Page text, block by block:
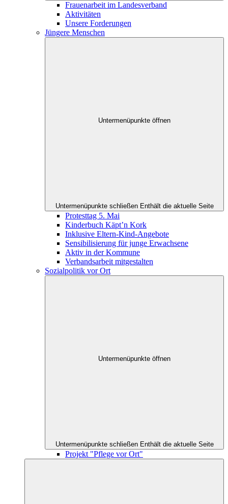
Frauenarbeit im Landesverband
Aktivitäten
Unsere Forderungen
Jüngere Menschen
Untermenüpunkte öffnen
Untermenüpunkte schließen Enthält die aktuelle Seite
Protesttag 5. Mai
Kinderbuch Käpt’n Kork
Inklusive Eltern-Kind-Angebote
Sensibilisierung für junge Erwachsene
Aktiv in der Kommune
Verbandsarbeit mitgestalten
Sozialpolitik vor Ort
Untermenüpunkte öffnen
Untermenüpunkte schließen Enthält die aktuelle Seite
Projekt "Pflege vor Ort"